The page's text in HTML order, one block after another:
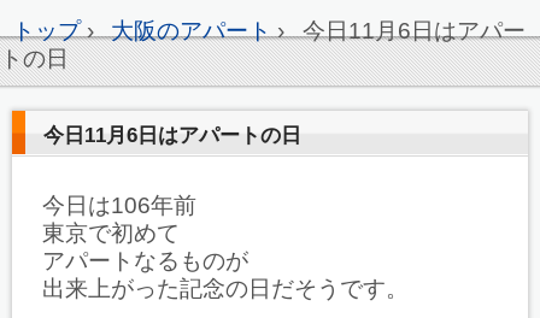
トップ› 大阪のアパート› 今日11月6日はアパー
トの日
今日11月6日はアパートの日
今日は106年前
東京で初めて
アパートなるものが
出来上がった記念の日だそうです。